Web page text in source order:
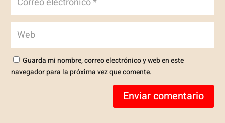
Guarda mi nombre, correo electrónico y web en este
navegador para la próxima vez que comente.
Enviar comentario